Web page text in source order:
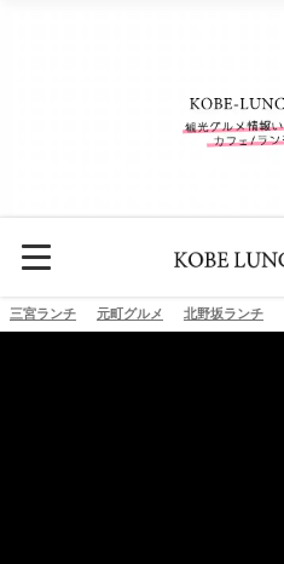
三宮ランチ 元町グルメ 北野坂ランチ